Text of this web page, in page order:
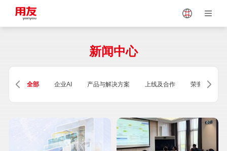
Vietnam
Singapore Malaysia
Thailand
新闻中心
全部 企业AI 产品与解决方案 上线及合作 荣誉及资质